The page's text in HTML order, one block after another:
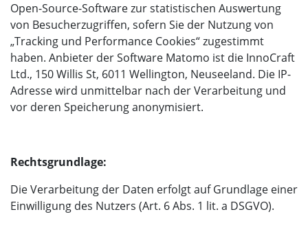
Open-Source-Software zur statistischen Auswertung
von Besucherzugriffen, sofern Sie der Nutzung von
„Tracking und Performance Cookies“ zugestimmt
haben. Anbieter der Software Matomo ist die InnoCraft
Ltd., 150 Willis St, 6011 Wellington, Neuseeland. Die IP-
Adresse wird unmittelbar nach der Verarbeitung und
vor deren Speicherung anonymisiert.
Rechtsgrundlage:
Die Verarbeitung der Daten erfolgt auf Grundlage einer
Einwilligung des Nutzers (Art. 6 Abs. 1 lit. a DSGVO).